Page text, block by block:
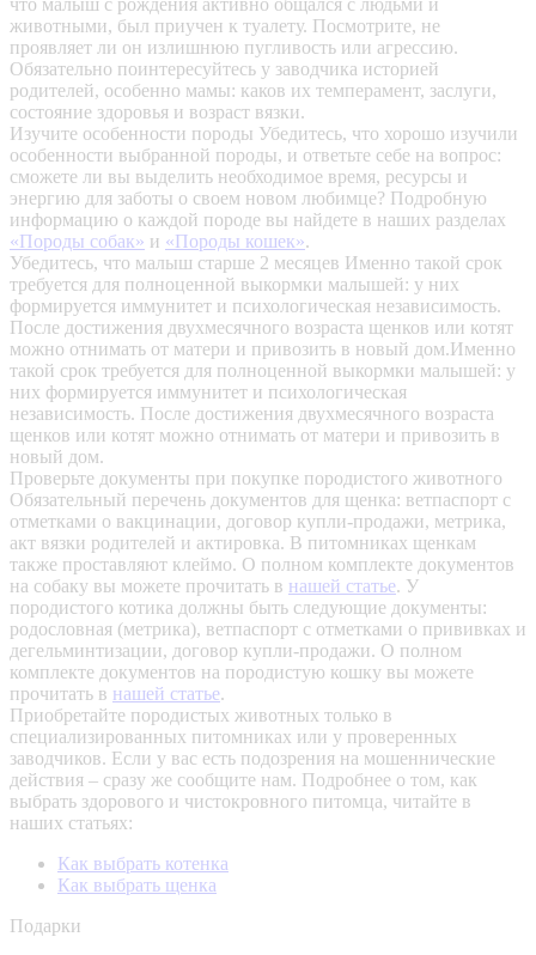
что малыш с рождения активно общался с людьми и
животными, был приучен к туалету. Посмотрите, не
проявляет ли он излишнюю пугливость или агрессию.
Обязательно поинтересуйтесь у заводчика историей
родителей, особенно мамы: каков их темперамент, заслуги,
состояние здоровья и возраст вязки.
Изучите особенности породы Убедитесь, что хорошо изучили
особенности выбранной породы, и ответьте себе на вопрос:
сможете ли вы выделить необходимое время, ресурсы и
энергию для заботы о своем новом любимце? Подробную
информацию о каждой породе вы найдете в наших разделах
«Породы собак» и «Породы кошек».
Убедитесь, что малыш старше 2 месяцев Именно такой срок
требуется для полноценной выкормки малышей: у них
формируется иммунитет и психологическая независимость.
После достижения двухмесячного возраста щенков или котят
можно отнимать от матери и привозить в новый дом.Именно
такой срок требуется для полноценной выкормки малышей: у
них формируется иммунитет и психологическая
независимость. После достижения двухмесячного возраста
щенков или котят можно отнимать от матери и привозить в
новый дом.
Проверьте документы при покупке породистого животного
Обязательный перечень документов для щенка: ветпаспорт с
отметками о вакцинации, договор купли-продажи, метрика,
акт вязки родителей и актировка. В питомниках щенкам
также проставляют клеймо. О полном комплекте документов
на собаку вы можете прочитать в нашей статье. У
породистого котика должны быть следующие документы:
родословная (метрика), ветпаспорт с отметками о прививках и
дегельминтизации, договор купли-продажи. О полном
комплекте документов на породистую кошку вы можете
прочитать в нашей статье.
Приобретайте породистых животных только в
специализированных питомниках или у проверенных
заводчиков. Если у вас есть подозрения на мошеннические
действия – сразу же сообщите нам. Подробнее о том, как
выбрать здорового и чистокровного питомца, читайте в
наших статьях:
Как выбрать котенка
Как выбрать щенка
Подарки